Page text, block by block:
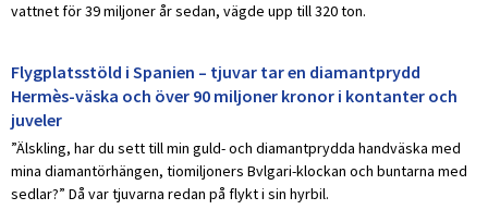
vattnet för 39 miljoner år sedan, vägde upp till 320 ton.
Flygplatsstöld i Spanien – tjuvar tar en diamantprydd
Hermès-väska och över 90 miljoner kronor i kontanter och
juveler
”Älskling, har du sett till min guld- och diamantprydda handväska med
mina diamantörhängen, tiomiljoners Bvlgari-klockan och buntarna med
sedlar?” Då var tjuvarna redan på flykt i sin hyrbil.